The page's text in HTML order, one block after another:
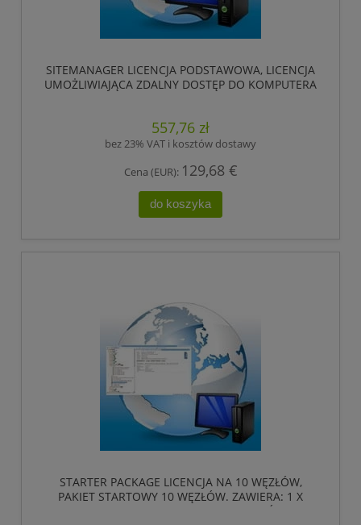
SITEMANAGER LICENCJA PODSTAWOWA, LICENCJA
UMOŻLIWIAJĄCA ZDALNY DOSTĘP DO KOMPUTERA
557,76 zł
bez 23% VAT i kosztów dostawy
Cena (EUR): 129,68 €
do koszyka
STARTER PACKAGE LICENCJA NA 10 WĘZŁÓW,
PAKIET STARTOWY 10 WĘZŁÓW. ZAWIERA: 1 X
SITEMENAGER 10 LICENCJA NA 10 WĘZŁÓW, 1 X